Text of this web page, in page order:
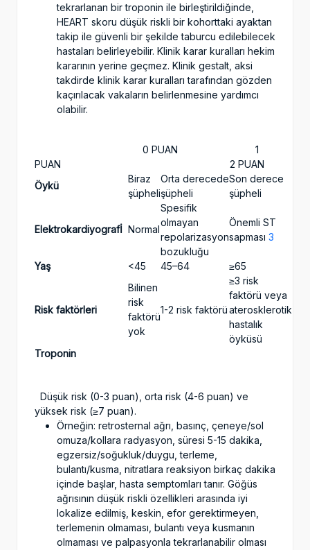
tekrarlanan bir troponin ile birleştirildiğinde,
HEART skoru düşük riskli bir kohorttaki ayaktan
takip ile güvenli bir şekilde taburcu edilebilecek
hastaları belirleyebilir. Klinik karar kuralları hekim
kararının yerine geçmez. Klinik gestalt, aksi
takdirde klinik karar kuralları tarafından gözden
kaçırılacak vakaların belirlenmesine yardımcı
olabilir.
0 PUAN 1
PUAN 2 PUAN
Öykü
Biraz
şüpheli
Orta derecede
şüpheli
Son derece
şüpheli
Elektrokardiyografİ Normal
Spesifik
olmayan
repolarizasyon
bozukluğu
Önemli ST
sapması 3
Yaş <45 45–64 ≥65
Risk faktörleri
Bilinen
risk
faktörü
yok
1-2 risk faktörü
≥3 risk
faktörü veya
aterosklerotik
hastalık
öyküsü
Troponin
Düşük risk (0-3 puan), orta risk (4-6 puan) ve
yüksek risk (≥7 puan).
Örneğin: retrosternal ağrı, basınç, çeneye/sol
omuza/kollara radyasyon, süresi 5-15 dakika,
egzersiz/soğukluk/duygu, terleme,
bulantı/kusma, nitratlara reaksiyon birkaç dakika
içinde başlar, hasta semptomları tanır. Göğüs
ağrısının düşük riskli özellikleri arasında iyi
lokalize edilmiş, keskin, efor gerektirmeyen,
terlemenin olmaması, bulantı veya kusmanın
olmaması ve palpasyonla tekrarlanabilir olması